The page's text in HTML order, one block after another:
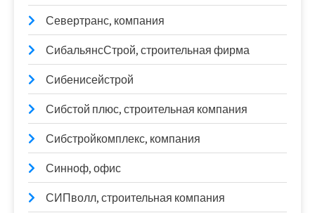
Севертранс, компания
СибальянсСтрой, строительная фирма
Сибенисейстрой
Сибстой плюс, строительная компания
Сибстройкомплекс, компания
Синноф, офис
СИПволл, строительная компания